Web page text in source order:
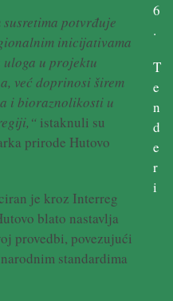
potvrđuje
inicijativama
u projektu
već doprinosi širem
i bioraznolikosti u
istaknuli su
prirode Hutovo
je kroz Interreg
blato nastavlja
provedbi, povezujući
standardima
6
.
T
e
n
d
e
r
i